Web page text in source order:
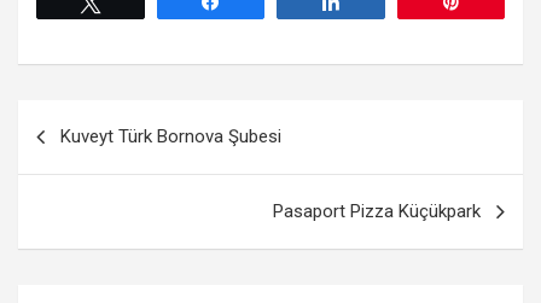
gezinmesi
Kuveyt Türk Bornova Şubesi
Pasaport Pizza Küçükpark